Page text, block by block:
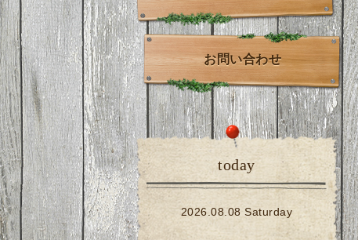
お問い合わせ
today
2026.08.08 Saturday